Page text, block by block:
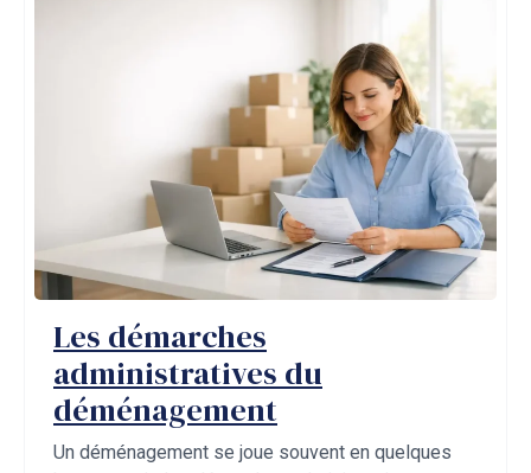
Les démarches
administratives du
déménagement
Un déménagement se joue souvent en quelques